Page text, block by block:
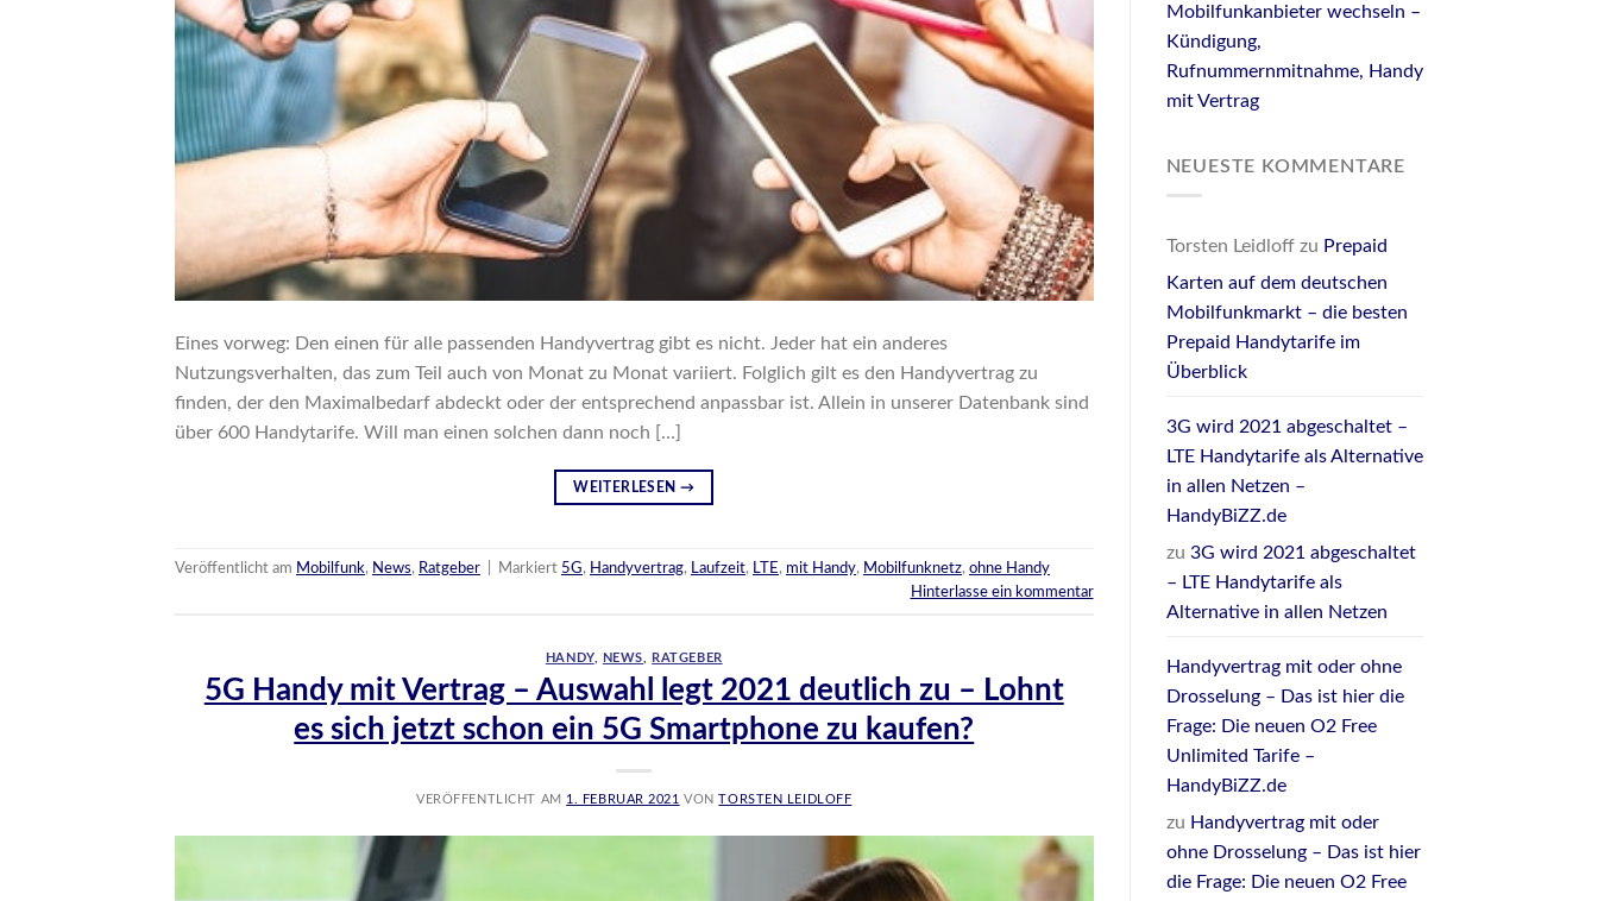
Eines vorweg: Den einen für alle passenden Handyvertrag gibt es nicht. Jeder hat ein anderes
Nutzungsverhalten, das zum Teil auch von Monat zu Monat variiert. Folglich gilt es den Handyvertrag zu
finden, der den Maximalbedarf abdeckt oder der entsprechend anpassbar ist. Allein in unserer Datenbank sind
über 600 Handytarife. Will man einen solchen dann noch […]
WEITERLESEN →
Veröffentlicht am Mobilfunk, News, Ratgeber Markiert 5G, Handyvertrag, Laufzeit, LTE, mit Handy, Mobilfunknetz, ohne Handy
Hinterlasse ein kommentar
HANDY, NEWS RATGEBER
5G Handy mit Vertrag – Auswahl legt 2021 deutlich zu – Lohnt
es sich jetzt schon ein 5G Smartphone zu kaufen?
VERÖFFENTLICHT AM 1. FEBRUAR 2021 VONTORSTEN LEIDLOFF
Mobilfunkanbieter wechseln –
Kündigung,
Rufnummernmitnahme, Handy
mit Vertrag
NEUESTE KOMMENTARE
Torsten Leidloffzu Prepaid
Karten auf dem deutschen
Mobilfunkmarkt – die besten
Prepaid Handytarife im
Überblick
3G wird 2021 abgeschaltet –
LTE Handytarife als Alternative
in allen Netzen –
HandyBiZZ.de
zu 3G wird 2021 abgeschaltet
– LTE Handytarife als
Alternative in allen Netzen
Handyvertrag mit oder ohne
Drosselung – Das ist hier die
Frage: Die neuen O2 Free
Unlimited Tarife –
HandyBiZZ.de
zu Handyvertrag mit oder
ohne Drosselung – Das ist hier
die Frage: Die neuen O2 Free